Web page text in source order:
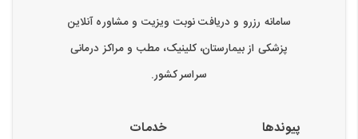
سامانه رزرو و دریافت نوبت ویزیت و مشاوره آنلاین
پزشکی از بیمارستان، کلینیک، مطب و مراکز درمانی
سراسر کشور.
پیوندها خدمات